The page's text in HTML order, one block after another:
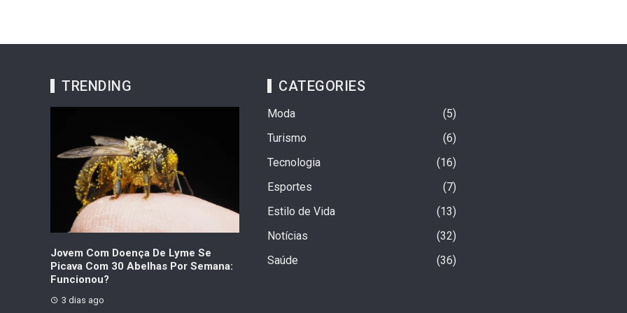
TRENDING
Jovem Com Doença De Lyme Se
Picava Com 30 Abelhas Por Semana:
Funcionou?
3 dias ago
Choupette Faliu? A Verdade Sobre A
Fortuna Da Gata Mais Rica Do Mundo
Urso-Preto Morre Eletrocutado Em
Poste De Energia Elétrica Nos EUA
CATEGORIES
Moda
5
Turismo
6
Tecnologia
16
Esportes
7
Estilo de Vida
13
Notícias
32
Saúde
36